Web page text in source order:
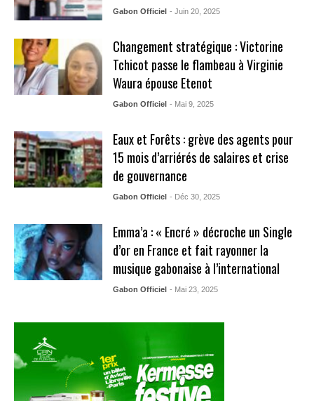
Gabon Officiel - Juin 20, 2025
Changement stratégique : Victorine
Tchicot passe le flambeau à Virginie
Waura épouse Etenot
Gabon Officiel - Mai 9, 2025
Eaux et Forêts : grève des agents pour
15 mois d’arriérés de salaires et crise
de gouvernance
Gabon Officiel - Déc 30, 2025
Emma’a : « Encré » décroche un Single
d’or en France et fait rayonner la
musique gabonaise à l’international
Gabon Officiel - Mai 23, 2025